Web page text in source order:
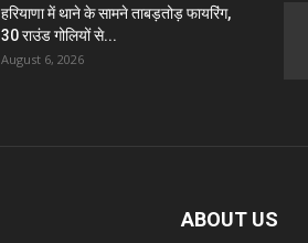
हरियाणा में थाने के सामने ताबड़तोड़ फायरिंग,
30 राउंड गोलियों से...
August 6, 2026
ABOUT US